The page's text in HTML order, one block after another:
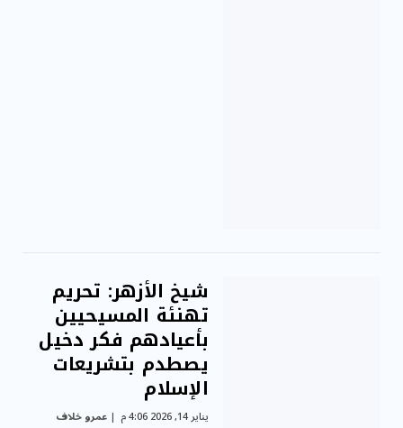
شيخ الأزهر: تحريم
تهنئة المسيحيين
بأعيادهم فكر دخيل
يصطدم بتشريعات
الإسلام
يناير 14, 2026 4:06 م عمرو خلاف